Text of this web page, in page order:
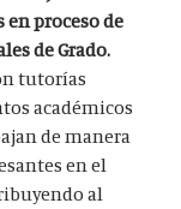
en proceso de
de Grado.
tutorías
académicos
de manera
en el
al